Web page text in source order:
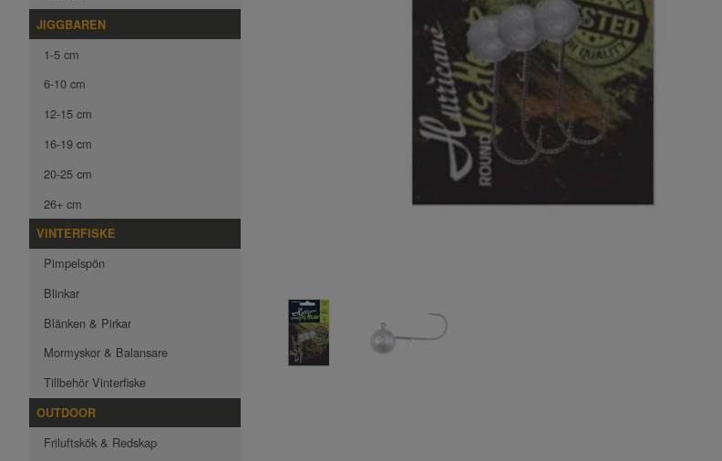
JIGGBAREN
1-5 cm
6-10 cm
12-15 cm
16-19 cm
20-25 cm
26+ cm
VINTERFISKE
Pimpelspön
Blinkar
Blänken & Pirkar
Mormyskor & Balansare
Tillbehör Vinterfiske
OUTDOOR
Friluftskök & Redskap